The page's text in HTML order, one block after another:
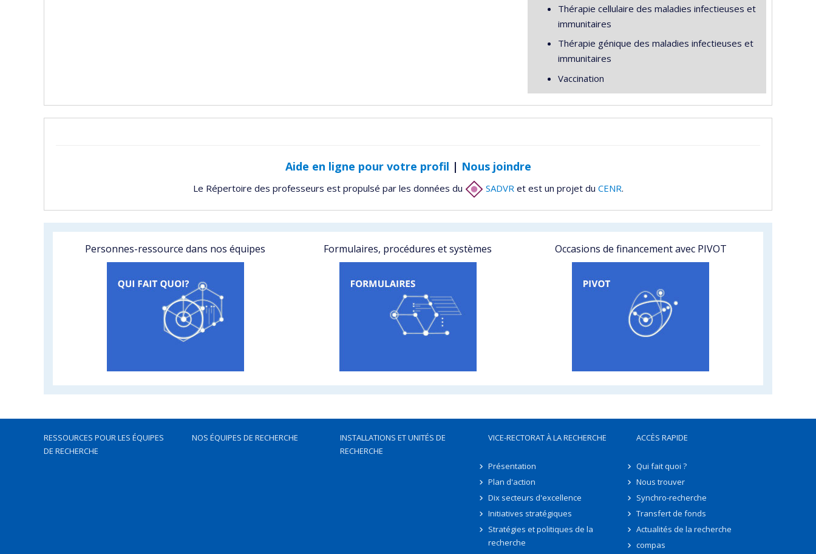
Thérapie cellulaire des maladies infectieuses et
immunitaires
Thérapie génique des maladies infectieuses et
immunitaires
Vaccination
Aide en ligne pour votre profil | Nous joindre
Le Répertoire des professeurs est propulsé par les données du SADVR et est un projet du CENR.
Personnes-ressource dans nos équipes Formulaires, procédures et systèmes Occasions de financement avec PIVOT
RESSOURCES POUR LES ÉQUIPES
DE RECHERCHE
NOS ÉQUIPES DE RECHERCHE
INSTALLATIONS ET UNITÉS DE
RECHERCHE
VICE-RECTORAT À LA RECHERCHE
Présentation
Plan d'action
Dix secteurs d'excellence
Initiatives stratégiques
Stratégies et politiques de la
recherche
ACCÈS RAPIDE
Qui fait quoi ?
Nous trouver
Synchro-recherche
Transfert de fonds
Actualités de la recherche
compas